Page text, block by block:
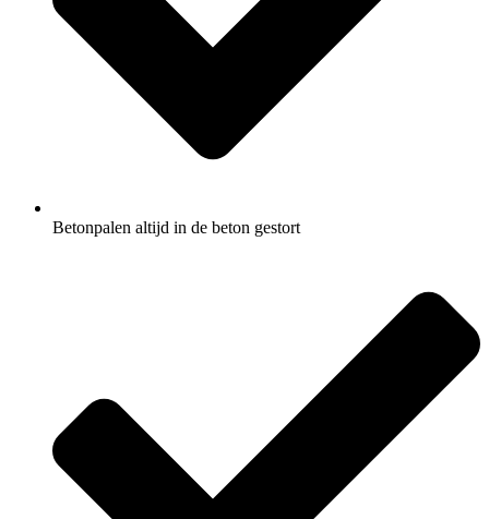
Betonpalen altijd in de beton gestort